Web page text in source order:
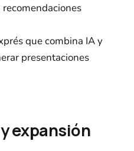
que combina IA y
presentaciones
expansión